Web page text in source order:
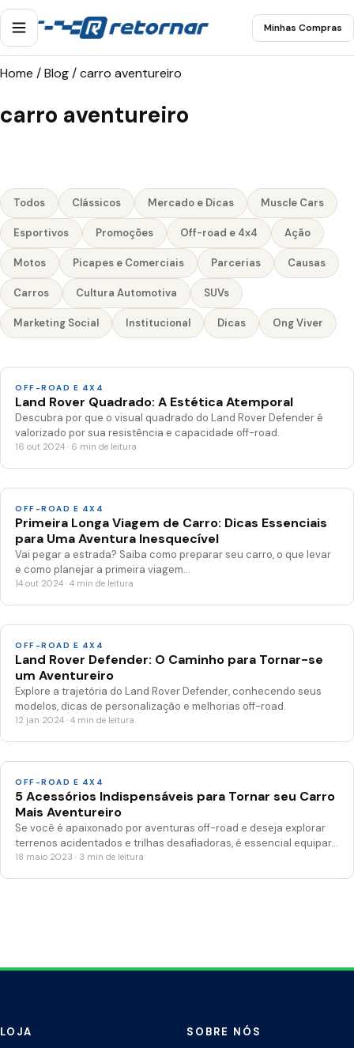
Minhas Compras
Home /Blog/carro aventureiro
carro aventureiro
Todos Clássicos Mercado e Dicas Muscle Cars
Esportivos Promoções Off-road e 4x4 Ação
Motos Picapes e Comerciais Parcerias Causas
Carros Cultura Automotiva SUVs
Marketing Social Institucional Dicas Ong Viver
OFF-ROAD E 4X4
Land Rover Quadrado: A Estética Atemporal
Descubra por que o visual quadrado do Land Rover Defender é
valorizado por sua resistência e capacidade off-road.
16 out 2024 · 6 min de leitura
OFF-ROAD E 4X4
Primeira Longa Viagem de Carro: Dicas Essenciais
para Uma Aventura Inesquecível
Vai pegar a estrada? Saiba como preparar seu carro, o que levar
e como planejar a primeira viagem…
14 out 2024 · 4 min de leitura
OFF-ROAD E 4X4
Land Rover Defender: O Caminho para Tornar-se
um Aventureiro
Explore a trajetória do Land Rover Defender, conhecendo seus
modelos, dicas de personalização e melhorias off-road.
12 jan 2024 · 4 min de leitura
OFF-ROAD E 4X4
5 Acessórios Indispensáveis para Tornar seu Carro
Mais Aventureiro
Se você é apaixonado por aventuras off-road e deseja explorar
terrenos acidentados e trilhas desafiadoras, é essencial equipar…
18 maio 2023 · 3 min de leitura
LOJA SOBRE NÓS